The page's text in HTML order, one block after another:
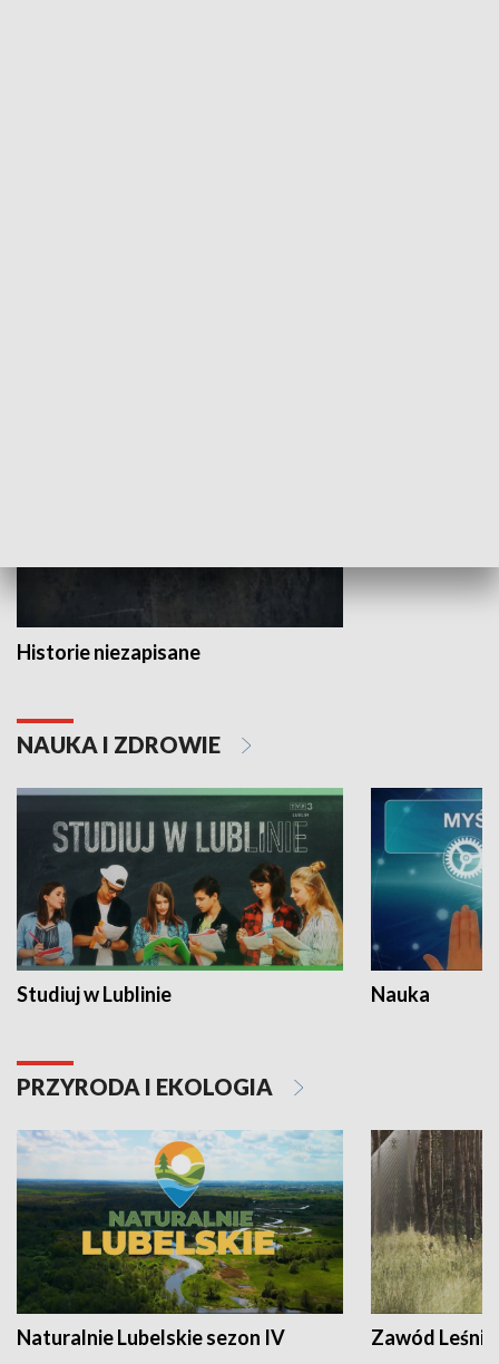
Historie niezapisane
NAUKA I ZDROWIE
Studiuj w Lublinie Nauka
PRZYRODA I EKOLOGIA
Naturalnie Lubelskie sezon IV Zawód Leśnik